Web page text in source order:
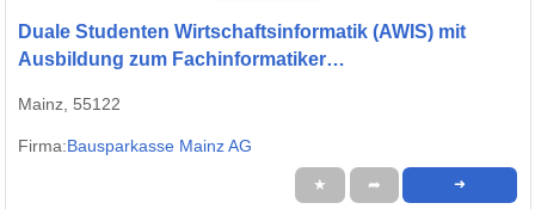
Duale Studenten Wirtschaftsinformatik (AWIS) mit
Ausbildung zum Fachinformatiker
Mainz, 55122
Firma:Bausparkasse Mainz AG
★ ➦ ➜